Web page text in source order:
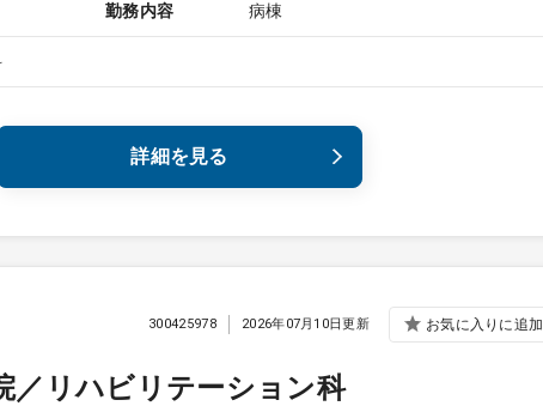
勤務内容 病棟
詳細を見る
／リハビリテーション科
300425978 2026年07月10日更新 お気に入りに追加